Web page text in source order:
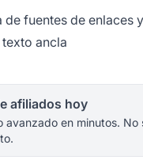
de fuentes de enlaces y
ancla
afiliados hoy
avanzado en minutos. No